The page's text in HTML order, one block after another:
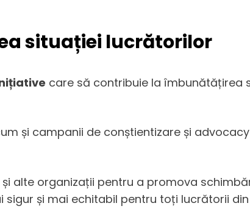
situației lucrătorilor
care să contribuie la îmbunătățirea
și campanii de conștientizare și
alte organizații pentru a promova
și mai echitabil pentru toți lucrătorii din